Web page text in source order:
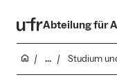
Abteilung für
... Studium